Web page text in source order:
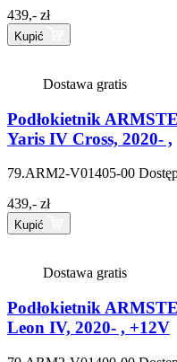
439,- zł
Kupić
Dostawa gratis
Podłokietnik
Yaris IV Cross, 2020- ,
79.ARM2-V01405-00
439,- zł
Kupić
Dostawa gratis
Podłokietnik
Leon IV, 2020- , +12V